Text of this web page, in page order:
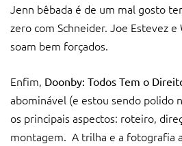
Jenn bêbada é de um mal gosto
zero com Schneider. Joe Estevez
soam bem forçados.
Enfim, Doonby: Todos Tem o
abominável (e estou sendo polido
os principais aspectos: roteiro,
montagem. A trilha e a fotografia